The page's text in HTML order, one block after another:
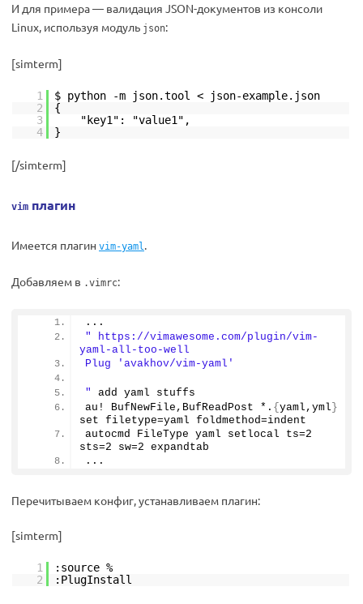
И для примера — валидация JSON-документов из консоли
Linux, используя модуль json:
[simterm]
1
$ python -m json.tool < json-example.json
2
{
3
"key1": "value1",
4
}
[/simterm]
vim плагин
Имеется плагин vim-yaml.
Добавляем в .vimrc:
...
" https://vimawesome.com/plugin/vim-
yaml-all-too-well
Plug 'avakhov/vim-yaml'
"
add yaml stuffs
au! BufNewFile,BufReadPost *. { yaml,yml }
set filetype=yaml foldmethod=indent
autocmd FileType yaml setlocal ts=2
sts=2 sw=2 expandtab
...
Перечитываем конфиг, устанавливаем плагин:
[simterm]
1
:source %
2
:PlugInstall